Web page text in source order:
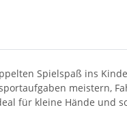
Spielspaß ins
meistern,
für kleine Hände und